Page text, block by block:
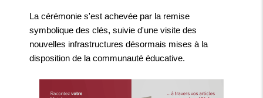
La cérémonie s'est achevée par la remise
symbolique des clés, suivie d'une visite des
nouvelles infrastructures désormais mises à la
disposition de la communauté éducative.